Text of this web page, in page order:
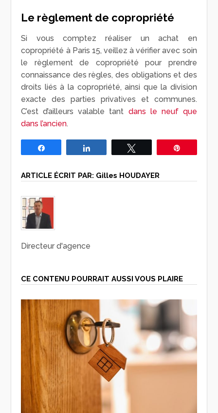
Le règlement de copropriété
Si vous comptez réaliser un achat en
copropriété à Paris 15, veillez à vérifier avec soin
le règlement de copropriété pour prendre
connaissance des règles, des obligations et des
droits liés à la copropriété, ainsi que la division
exacte des parties privatives et communes.
C’est d’ailleurs valable tant dans le neuf que
dans l’ancien.
ARTICLE ÉCRIT PAR: Gilles HOUDAYER
Directeur d'agence
CE CONTENU POURRAIT AUSSI VOUS PLAIRE